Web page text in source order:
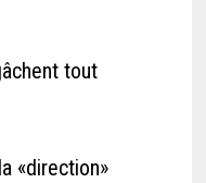
tout
«direction»